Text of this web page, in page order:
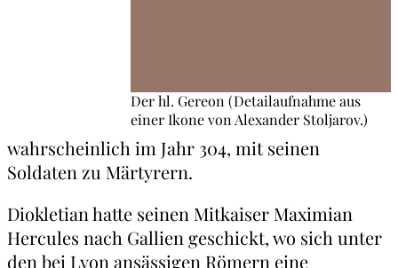
Der hl. Gereon (Detailaufnahme aus
einer Ikone von Alexander Stoljarov.)
wahrscheinlich im Jahr 304, mit seinen
Soldaten zu Märtyrern.
Diokletian hatte seinen Mitkaiser Maximian
Hercules nach Gallien geschickt, wo sich unter
den bei Lyon ansässigen Römern eine